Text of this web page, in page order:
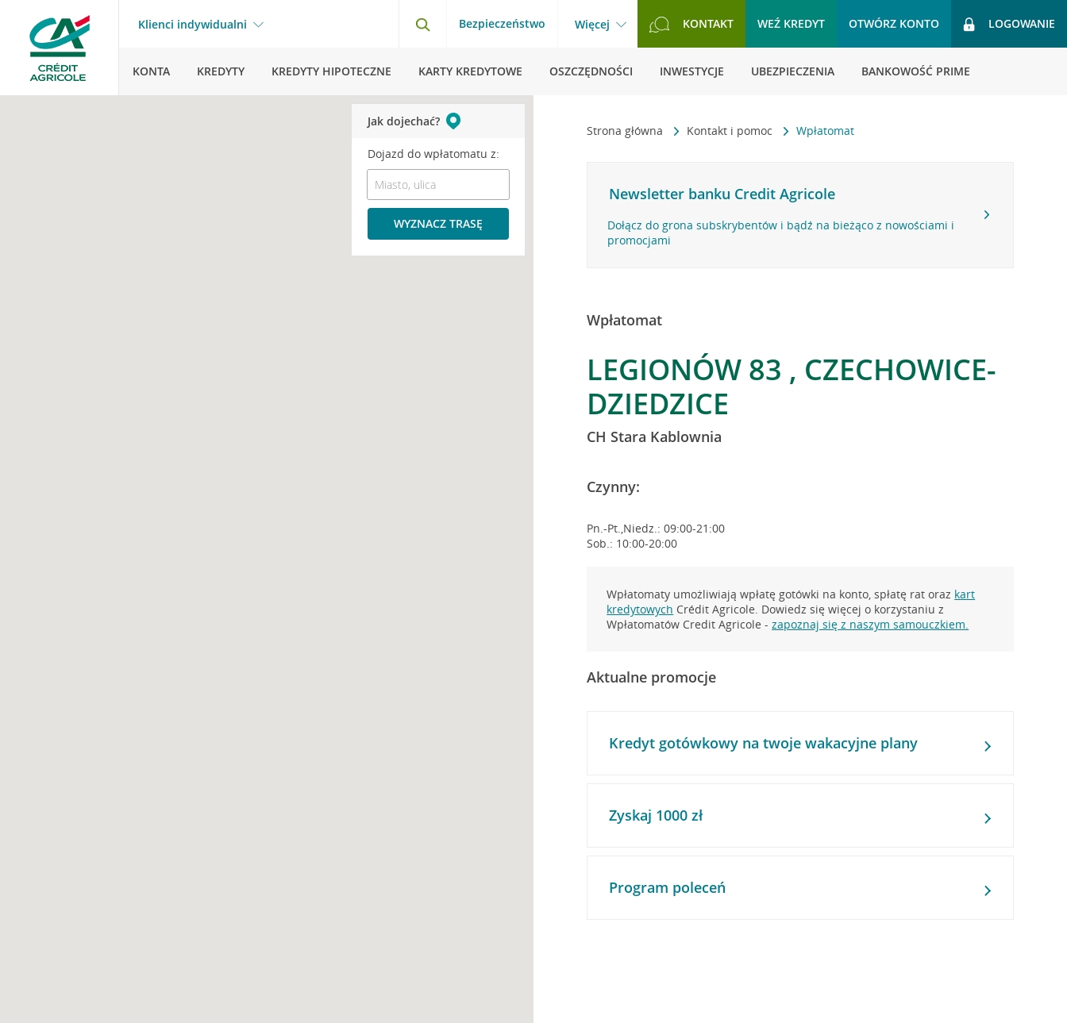
Klienci indywidualni Bezpieczeństwo Więcej KONTAKT WEŹ KREDYT OTWÓRZ KONTO LOGOWANIE
KONTA KREDYTY KREDYTY HIPOTECZNE KARTY KREDYTOWE OSZCZĘDNOŚCI INWESTYCJE UBEZPIECZENIA BANKOWOŚĆ PRIME
Strona główna Kontakt i pomoc Wpłatomat
Newsletter banku Credit Agricole
Dołącz do grona subskrybentów i bądź na bieżąco z nowościami i
promocjami
Wpłatomat
LEGIONÓW 83 , CZECHOWICE-
DZIEDZICE
CH Stara Kablownia
Czynny:
Pn.-Pt.,Niedz.: 09:00-21:00
Sob.: 10:00-20:00
Wpłatomaty umożliwiają wpłatę gotówki na konto, spłatę rat oraz kart
kredytowych Crédit Agricole. Dowiedz się więcej o korzystaniu z
Wpłatomatów Credit Agricole -zapoznaj się z naszym samouczkiem.
Aktualne promocje
Kredyt gotówkowy na twoje wakacyjne plany
Zyskaj 1000 zł
Program poleceń
Jak dojechać?
Dojazd do wpłatomatu z:
WYZNACZ TRASĘ